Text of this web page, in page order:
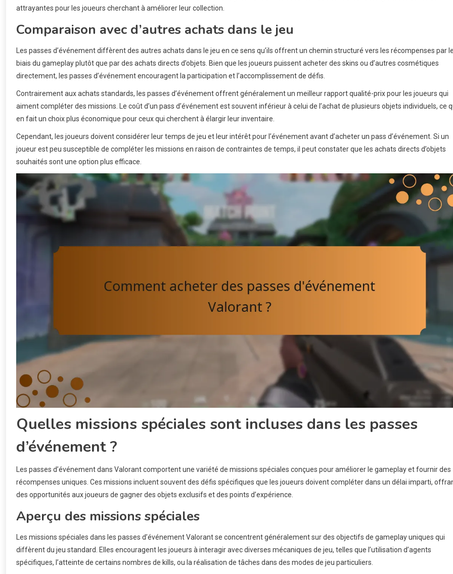
attrayantes pour les joueurs cherchant à améliorer leur collection.
Comparaison avec d’autres achats dans le jeu
Les passes d’événement diffèrent des autres achats dans le jeu en ce sens qu’ils offrent un chemin structuré vers les récompenses par
biais du gameplay plutôt que par des achats directs d’objets. Bien que les joueurs puissent acheter des skins ou d’autres cosmétiques
directement, les passes d’événement encouragent la participation et l’accomplissement de défis.
Contrairement aux achats standards, les passes d’événement offrent généralement un meilleur rapport qualité-prix pour les joueurs qui
aiment compléter des missions. Le coût d’un pass d’événement est souvent inférieur à celui de l’achat de plusieurs objets individuels, ce
en fait un choix plus économique pour ceux qui cherchent à élargir leur inventaire.
Cependant, les joueurs doivent considérer leur temps de jeu et leur intérêt pour l’événement avant d’acheter un pass d’événement. Si un
joueur est peu susceptible de compléter les missions en raison de contraintes de temps, il peut constater que les achats directs d’objets
souhaités sont une option plus efficace.
Quelles missions spéciales sont incluses dans les passes
d’événement ?
Les passes d’événement dans Valorant comportent une variété de missions spéciales conçues pour améliorer le gameplay et fournir des
récompenses uniques. Ces missions incluent souvent des défis spécifiques que les joueurs doivent compléter dans un délai imparti,
des opportunités aux joueurs de gagner des objets exclusifs et des points d’expérience.
Aperçu des missions spéciales
Les missions spéciales dans les passes d’événement Valorant se concentrent généralement sur des objectifs de gameplay uniques qui
diffèrent du jeu standard. Elles encouragent les joueurs à interagir avec diverses mécaniques de jeu, telles que l’utilisation d’agents
spécifiques, l’atteinte de certains nombres de kills, ou la réalisation de tâches dans des modes de jeu particuliers.